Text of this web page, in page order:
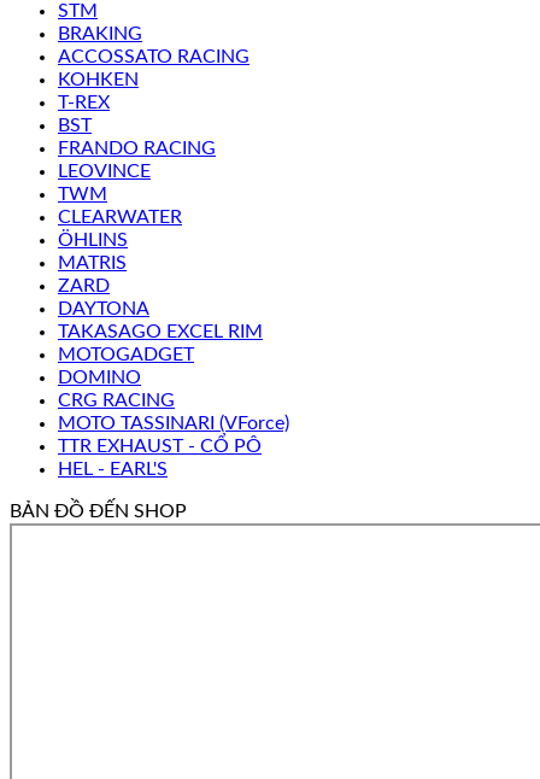
STM
BRAKING
ACCOSSATO RACING
KOHKEN
T-REX
BST
FRANDO RACING
LEOVINCE
TWM
CLEARWATER
ÖHLINS
MATRIS
ZARD
DAYTONA
TAKASAGO EXCEL RIM
MOTOGADGET
DOMINO
CRG RACING
MOTO TASSINARI (VForce)
TTR EXHAUST - CỔ PÔ
HEL - EARL'S
BẢN ĐỒ ĐẾN SHOP